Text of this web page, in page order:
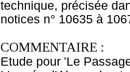
technique, précisée
notices n° 10635 à
COMMENTAIRE :
Etude pour 'Le